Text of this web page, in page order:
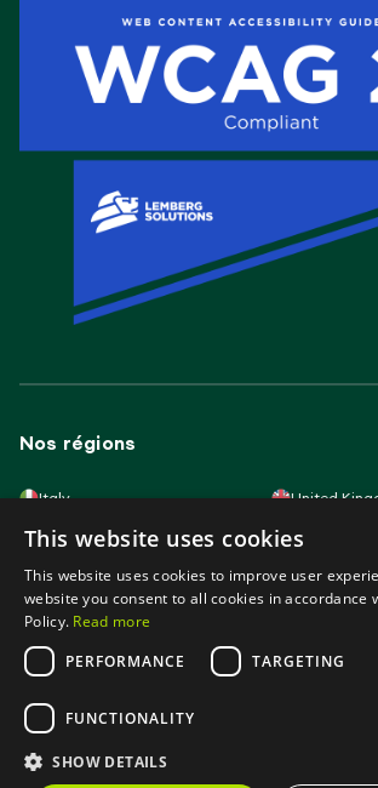
Nos régions
Italy
Spain
United
Germany
Poland
Hungary
Portugal
This website uses cookies
This website uses cookies to improve user
website you consent to all cookies in accordance
Policy. Read more
PERFORMANCE
TARGETING
FUNCTIONALITY
SHOW DETAILS